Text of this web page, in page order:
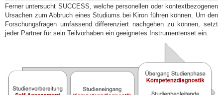
Ferner untersucht SUCCESS, welche personellen oder kontextbezogenen
Ursachen zum Abbruch eines Studiums bei Kiron führen können. Um den
Forschungsfragen umfassend differenziert nachgehen zu können, setzt
jeder Partner für sein Teilvorhaben ein geeignetes Instrumentenset ein.